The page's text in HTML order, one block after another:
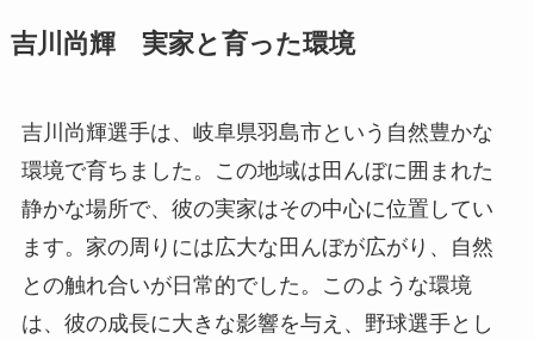
吉川尚輝 実家と育った環境
吉川尚輝選手は、岐阜県羽島市という自然豊かな
環境で育ちました。この地域は田んぼに囲まれた
静かな場所で、彼の実家はその中心に位置してい
ます。家の周りには広大な田んぼが広がり、自然
との触れ合いが日常的でした。このような環境
は、彼の成長に大きな影響を与え、野球選手とし